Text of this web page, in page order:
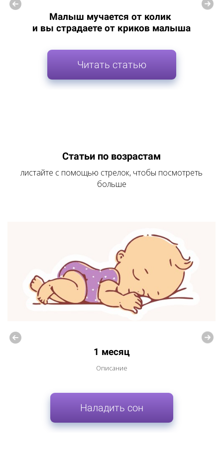
Малыш мучается от колик
и вы страдаете от криков малыша
Читать статью
Статьи по возрастам
листайте с помощью стрелок, чтобы посмотреть
больше
1 месяц
Описание
Наладить сон